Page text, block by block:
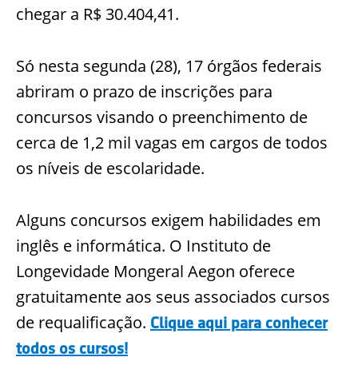
chegar a R$ 30.404,41.
Só nesta segunda (28), 17 órgãos federais
abriram o prazo de inscrições para
concursos visando o preenchimento de
cerca de 1,2 mil vagas em cargos de todos
os níveis de escolaridade.
Alguns concursos exigem habilidades em
inglês e informática. O Instituto de
Longevidade Mongeral Aegon oferece
gratuitamente aos seus associados cursos
de requalificação. Clique aqui para conhecer
todos os cursos!